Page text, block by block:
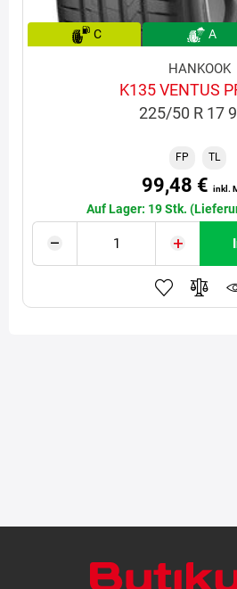
C A
HANKOOK
K135 VENTUS
225/50 R 17
FP TL
99,48 € inkl.
Auf Lager: 19 Stk.